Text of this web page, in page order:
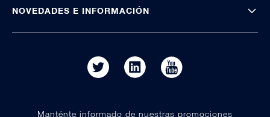
NOVEDADES E INFORMACIÓN
Manténte informado de nuestras promociones